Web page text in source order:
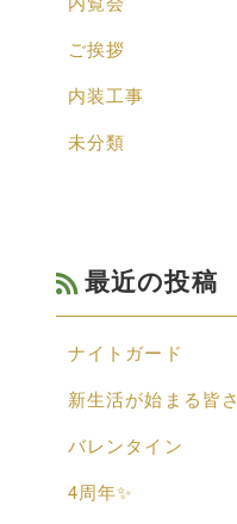
ご挨拶
内装工事
未分類
最近の投稿
ナイトガード
新生活が始まる皆
バレンタイン
4周年✨